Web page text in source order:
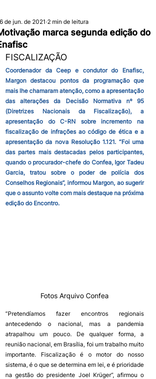
marca segunda edição do
de jun. de 2021 2 min de leitura
FISCALIZAÇÃO
Coordenador da Ceep e condutor do Enafisc,
Margon destacou pontos da programação que
mais lhe chamaram atenção, como a apresentação
das alterações da Decisão Normativa nº 95
(Diretrizes Nacionais da Fiscalização), a
apresentação do C-RN sobre incremento na
fiscalização de infrações ao código de ética e a
apresentação da nova Resolução 1.121. “Foi uma
das partes mais destacadas pelos participantes,
quando o procurador-chefe do Confea, Igor Tadeu
Garcia, tratou sobre o poder de polícia dos
Conselhos Regionais”, informou Margon, ao sugerir
que o assunto volte com mais destaque na próxima
edição do Encontro.
Fotos Arquivo Confea
“Pretendíamos fazer encontros regionais
antecedendo o nacional, mas a pandemia
atrapalhou um pouco. De qualquer forma, a
reunião nacional, em Brasília, foi um trabalho muito
importante. Fiscalização é o motor do nosso
sistema, é o que se determina em lei, e é prioridade
na gestão do presidente Joel Krüger”, afirmou o